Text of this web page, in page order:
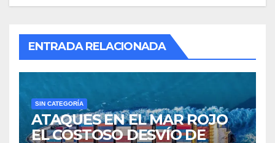
ENTRADA RELACIONADA
SIN CATEGORÍA
ATAQUES EN EL MAR ROJO
EL COSTOSO DESVÍO DE